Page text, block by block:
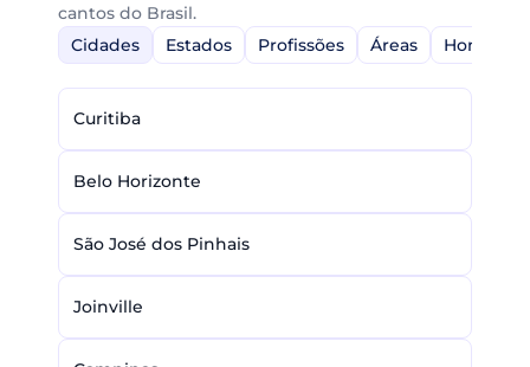
cantos do Brasil.
Cidades
Estados Profissões Áreas Home-
Curitiba
Belo Horizonte
São José dos Pinhais
Joinville